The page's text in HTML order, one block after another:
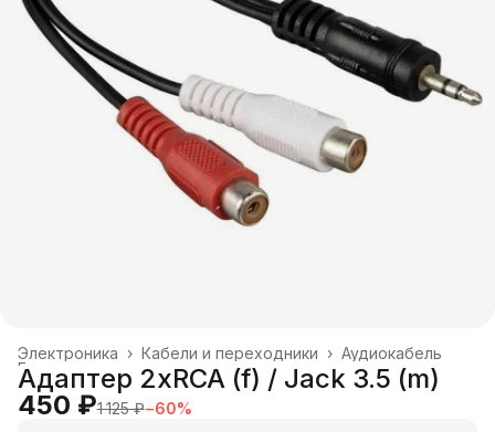
Аудиокабель
Кабели и переходники ›
Электроника ›
Главная
Адаптер 2хRCA (f) / Jack 3.5 (m)
450 ₽1 125 ₽−60%